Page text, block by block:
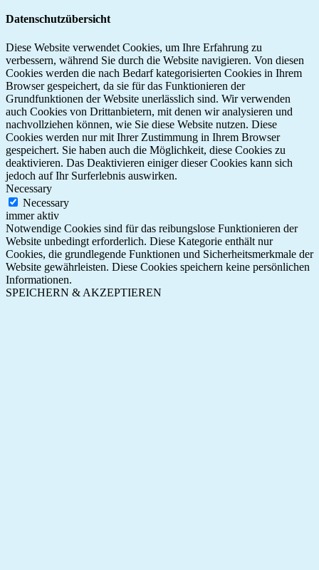
Datenschutzübersicht
Diese Website verwendet Cookies, um Ihre Erfahrung zu
verbessern, während Sie durch die Website navigieren. Von diesen
Cookies werden die nach Bedarf kategorisierten Cookies in Ihrem
Browser gespeichert, da sie für das Funktionieren der
Grundfunktionen der Website unerlässlich sind. Wir verwenden
auch Cookies von Drittanbietern, mit denen wir analysieren und
nachvollziehen können, wie Sie diese Website nutzen. Diese
Cookies werden nur mit Ihrer Zustimmung in Ihrem Browser
gespeichert. Sie haben auch die Möglichkeit, diese Cookies zu
deaktivieren. Das Deaktivieren einiger dieser Cookies kann sich
jedoch auf Ihr Surferlebnis auswirken.
Necessary
Necessary
immer aktiv
Notwendige Cookies sind für das reibungslose Funktionieren der
Website unbedingt erforderlich. Diese Kategorie enthält nur
Cookies, die grundlegende Funktionen und Sicherheitsmerkmale der
Website gewährleisten. Diese Cookies speichern keine persönlichen
Informationen.
SPEICHERN & AKZEPTIEREN